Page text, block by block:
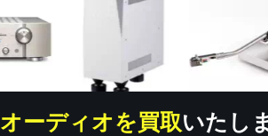
オーディオを買取いたし